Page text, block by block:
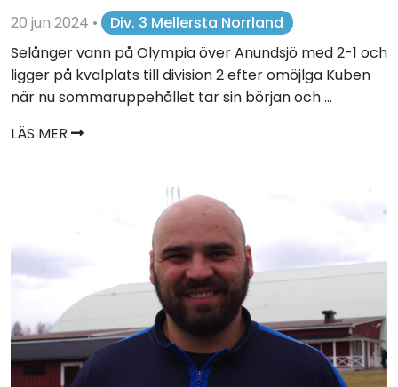
20 jun 2024 •
Div. 3 Mellersta Norrland
Selånger vann på Olympia över Anundsjö med 2-1 och
ligger på kvalplats till division 2 efter omöjlga Kuben
när nu sommaruppehållet tar sin början och ...
LÄS MER